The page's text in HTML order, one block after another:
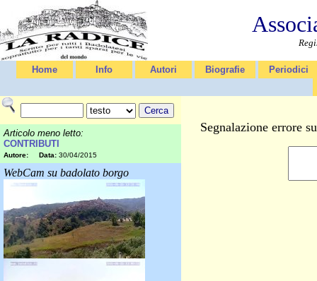
Home Info Autori Biografie Periodici
Articolo meno letto:
CONTRIBUTI
Autore: Data: 30/04/2015
WebCam su badolato borgo
Segnalazione errore